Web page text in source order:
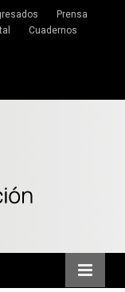
Prensa
Cuadernos